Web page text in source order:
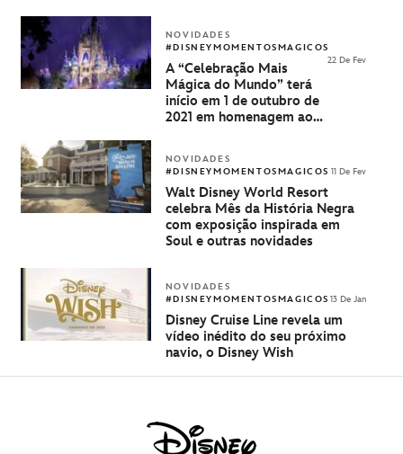
NOVIDADES
#DISNEYMOMENTOSMAGICOS
22 De Fev
A “Celebração Mais
Mágica do Mundo” terá
início em 1 de outubro de
2021 em homenagem aos
NOVIDADES
#DISNEYMOMENTOSMAGICOS 11 De Fev
Walt Disney World Resort
celebra Mês da História Negra
com exposição inspirada em
Soul e outras novidades
NOVIDADES
#DISNEYMOMENTOSMAGICOS 13 De Jan
Disney Cruise Line revela um
vídeo inédito do seu próximo
navio, o Disney Wish